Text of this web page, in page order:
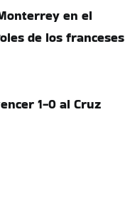
en el
de los franceses
1-0 al Cruz